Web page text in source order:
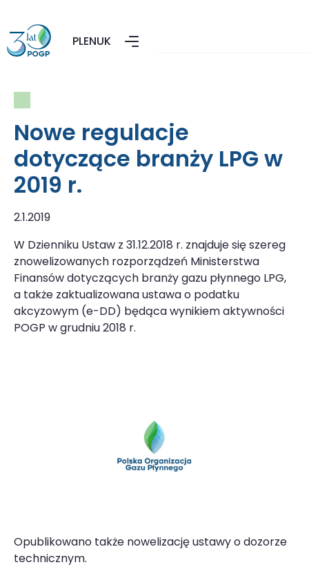
PLENUK
Nowe regulacje
dotyczące branży LPG w
2019 r.
2.1.2019
W Dzienniku Ustaw z 31.12.2018 r. znajduje się szereg
znowelizowanych rozporządzeń Ministerstwa
Finansów dotyczących branży gazu płynnego LPG,
a także zaktualizowana ustawa o podatku
akcyzowym (e-DD) będąca wynikiem aktywności
POGP w grudniu 2018 r.
Opublikowano także nowelizację ustawy o dozorze
technicznym.